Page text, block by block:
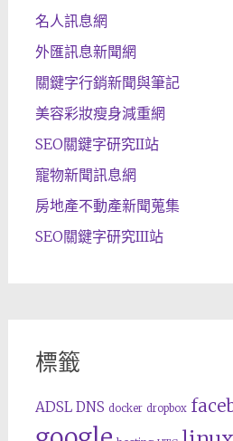
名人訊息網
外匯訊息新聞網
關鍵字行銷新聞與筆記
美容彩妝瘦身減重網
SEO關鍵字研究II站
寵物新聞訊息網
房地產不動產新聞蒐集
SEO關鍵字研究III站
標籤
ADSL DNS docker dropbox